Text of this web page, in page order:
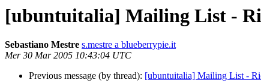
[ubuntuitalia] Mailing List -
Sebastiano Mestre s.mestre a blueberrypie.it
Mer 30 Mar 2005 10:43:04 UTC
Previous message (by thread): [ubuntuitalia] Mailing List -